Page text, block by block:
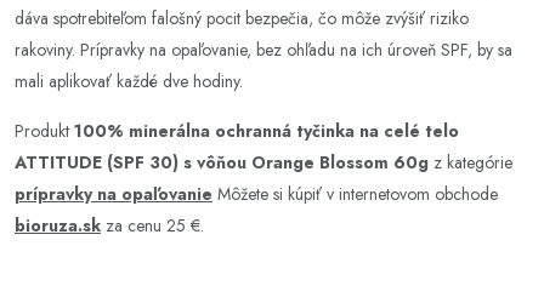
dáva spotrebiteľom falošný pocit bezpečia, čo môže zvýšiť riziko
rakoviny. Prípravky na opaľovanie, bez ohľadu na ich úroveň SPF, by sa
mali aplikovať každé dve hodiny.
Produkt 100% minerálna ochranná tyčinka na celé telo
ATTITUDE (SPF 30) s vôňou Orange Blossom 60g z kategórie
prípravky na opaľovanie Môžete si kúpiť v internetovom obchode
bioruza.sk za cenu 25 €.